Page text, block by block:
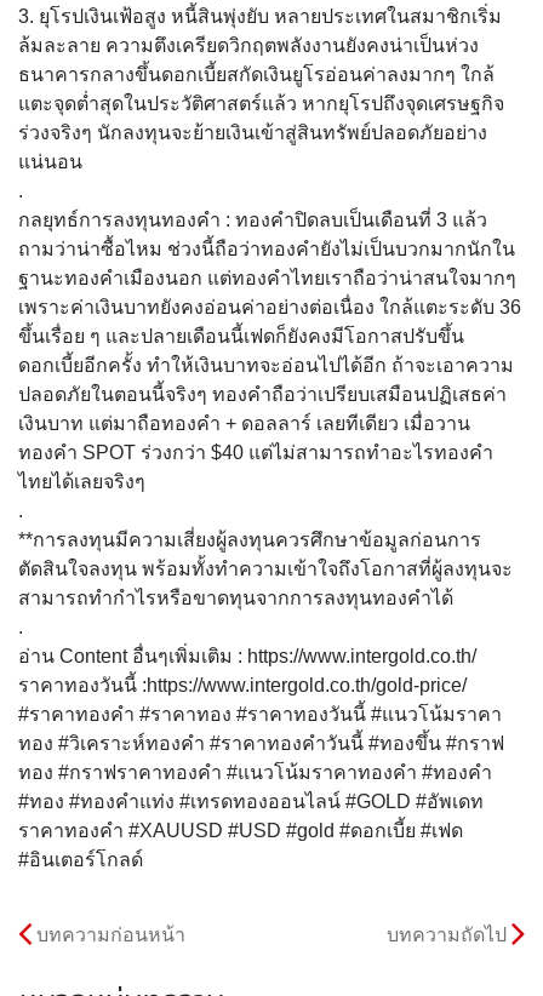
3. ยุโรปเงินเฟ้อสูง หนี้สินพุ่งยับ หลายประเทศในสมาชิกเริ่ม
ล้มละลาย ความตึงเครียดวิกฤตพลังงานยังคงน่าเป็นห่วง
ธนาคารกลางขึ้นดอกเบี้ยสกัดเงินยูโรอ่อนค่าลงมากๆ ใกล้
แตะจุดต่ำสุดในประวัติศาสตร์แล้ว หากยุโรปถึงจุดเศรษฐกิจ
ร่วงจริงๆ นักลงทุนจะย้ายเงินเข้าสู่สินทรัพย์ปลอดภัยอย่าง
แน่นอน
.
กลยุทธ์การลงทุนทองคำ : ทองคำปิดลบเป็นเดือนที่ 3 แล้ว
ถามว่าน่าซื้อไหม ช่วงนี้ถือว่าทองคำยังไม่เป็นบวกมากนักใน
ฐานะทองคำเมืองนอก แต่ทองคำไทยเราถือว่าน่าสนใจมากๆ
เพราะค่าเงินบาทยังคงอ่อนค่าอย่างต่อเนื่อง ใกล้แตะระดับ 36
ขึ้นเรื่อย ๆ และปลายเดือนนี้เฟดก็ยังคงมีโอกาสปรับขึ้น
ดอกเบี้ยอีกครั้ง ทำให้เงินบาทจะอ่อนไปได้อีก ถ้าจะเอาความ
ปลอดภัยในตอนนี้จริงๆ ทองคำถือว่าเปรียบเสมือนปฏิเสธค่า
เงินบาท แต่มาถือทองคำ + ดอลลาร์ เลยทีเดียว เมื่อวาน
ทองคำ SPOT ร่วงกว่า $40 แต่ไม่สามารถทำอะไรทองคำ
ไทยได้เลยจริงๆ
.
**การลงทุนมีความเสี่ยงผู้ลงทุนควรศึกษาข้อมูลก่อนการ
ตัดสินใจลงทุน พร้อมทั้งทำความเข้าใจถึงโอกาสที่ผู้ลงทุนจะ
สามารถทำกำไรหรือขาดทุนจากการลงทุนทองคำได้
.
อ่าน Content อื่นๆเพิ่มเติม : https://www.intergold.co.th/
ราคาทองวันนี้ :https://www.intergold.co.th/gold-price/
#ราคาทองคำ #ราคาทอง #ราคาทองวันนี้ #แนวโน้มราคา
ทอง #วิเคราะห์ทองคำ #ราคาทองคำวันนี้ #ทองขึ้น #กราฟ
ทอง #กราฟราคาทองคำ #แนวโน้มราคาทองคำ #ทองคำ
#ทอง #ทองคำแท่ง #เทรดทองออนไลน์ #GOLD #อัพเดท
ราคาทองคำ #XAUUSD #USD #gold #ดอกเบี้ย #เฟด
#อินเตอร์โกลด์
บทความก่อนหน้า บทความถัดไป